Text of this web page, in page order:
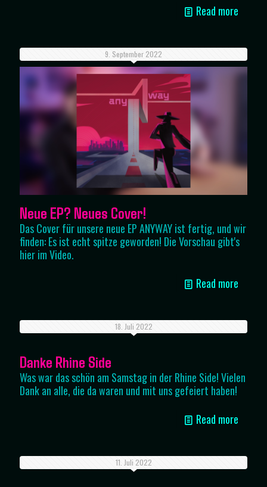
Read more
9. September 2022
Neue EP? Neues Cover!
Das Cover für unsere neue EP ANYWAY ist fertig, und wir
finden: Es ist echt spitze geworden! Die Vorschau gibt's
hier im Video.
Read more
18. Juli 2022
Danke Rhine Side
Was war das schön am Samstag in der Rhine Side! Vielen
Dank an alle, die da waren und mit uns gefeiert haben!
Read more
11. Juli 2022